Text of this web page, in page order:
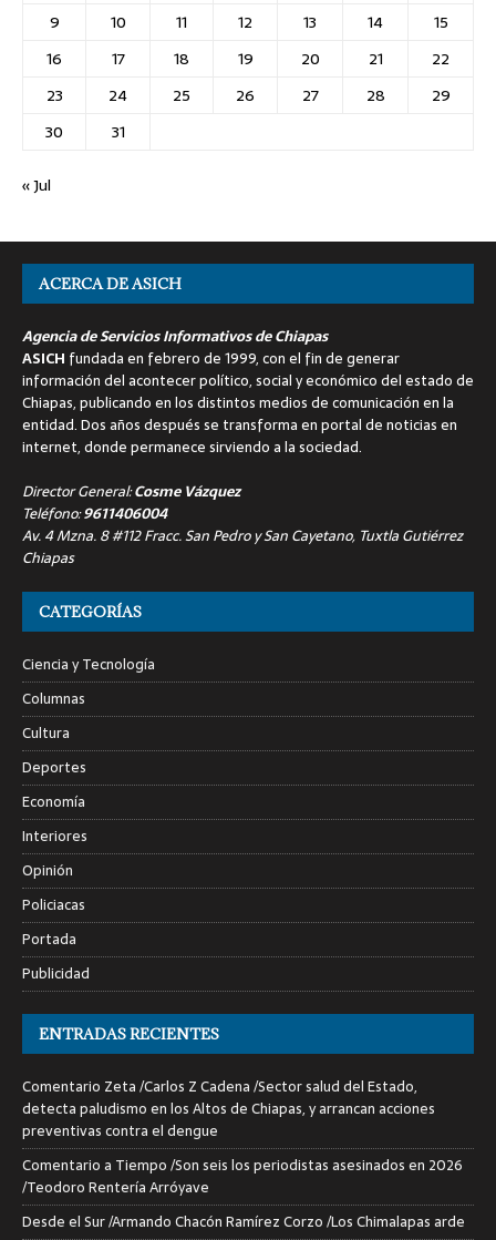
9
10 11 12 13 14
15
16
17 18 19 20 21
22
23
24 25 26 27 28
29
30
31
« Jul
ACERCA DE ASICH
Agencia de Servicios Informativos de Chiapas
ASICH fundada en febrero de 1999, con el fin de generar
información del acontecer político, social y económico del estado de
Chiapas, publicando en los distintos medios de comunicación en la
entidad. Dos años después se transforma en portal de noticias en
internet, donde permanece sirviendo a la sociedad.
Director General:Cosme Vázquez
Teléfono:9611406004
Av. 4 Mzna. 8 #112 Fracc. San Pedro y San Cayetano, Tuxtla Gutiérrez
Chiapas
CATEGORÍAS
Ciencia y Tecnología
Columnas
Cultura
Deportes
Economía
Interiores
Opinión
Policiacas
Portada
Publicidad
ENTRADAS RECIENTES
Comentario Zeta /Carlos Z Cadena /Sector salud del Estado,
detecta paludismo en los Altos de Chiapas, y arrancan acciones
preventivas contra el dengue
Comentario a Tiempo /Son seis los periodistas asesinados en 2026
/Teodoro Rentería Arróyave
Desde el Sur /Armando Chacón Ramírez Corzo /Los Chimalapas arde